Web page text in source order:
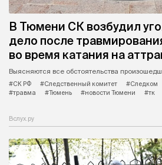
В Тюмени СК возбудил
дело после
во время катания на
Выясняются все обстоятельства
#СК РФ
#Следственный комитет #Следком
#травма
#Тюмень #новости Тюмени #тк
Вслух.ру